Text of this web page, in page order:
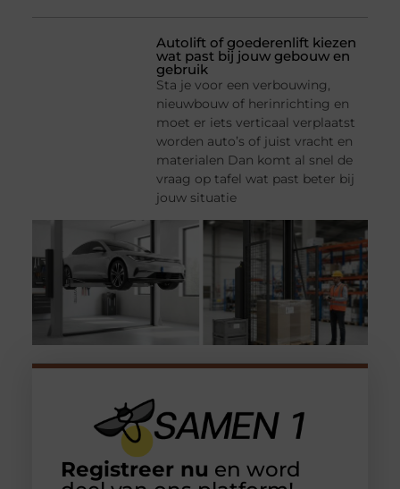
Autolift of goederenlift kiezen
wat past bij jouw gebouw en
gebruik
Sta je voor een verbouwing,
nieuwbouw of herinrichting en
moet er iets verticaal verplaatst
worden auto’s of juist vracht en
materialen Dan komt al snel de
vraag op tafel wat past beter bij
jouw situatie
Registreer nu en word